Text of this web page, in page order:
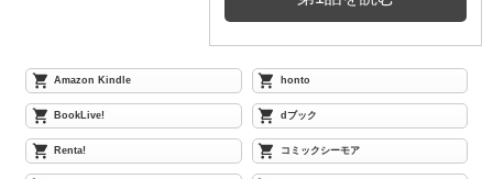
Amazon Kindle honto
BookLive! dブック
Renta! コミックシーモア